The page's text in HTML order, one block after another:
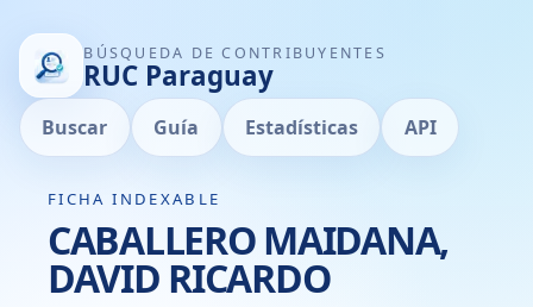
BÚSQUEDA DE CONTRIBUYENTES
RUC Paraguay
Buscar Guía Estadísticas API
FICHA INDEXABLE
CABALLERO MAIDANA,
DAVID RICARDO